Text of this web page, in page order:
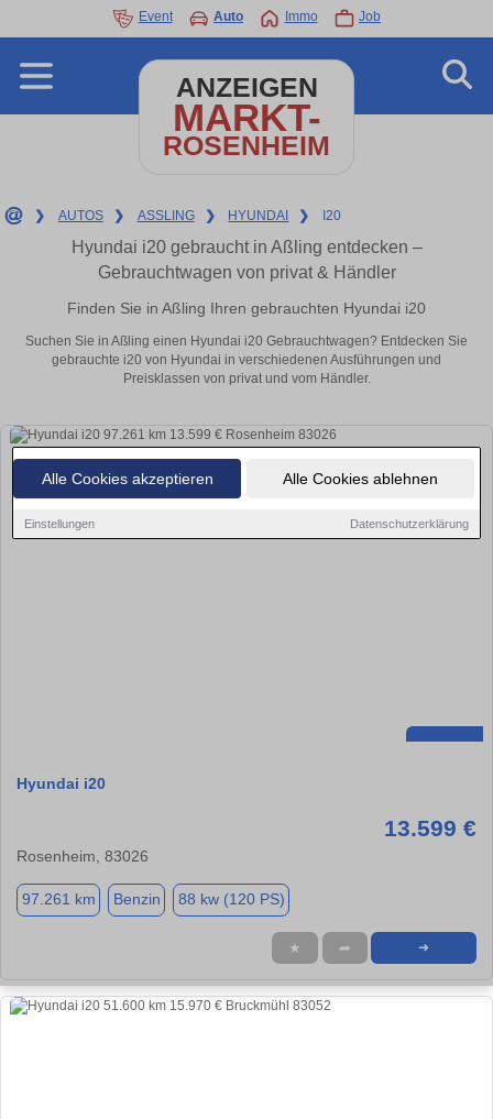
Alle Cookies akzeptieren Alle Cookies ablehnen
Einstellungen Datenschutzerklärung
Event Auto Immo Job
ANZEIGEN
MARKT-
ROSENHEIM
❯ AUTOS ❯ ASSLING ❯ HYUNDAI ❯ I20
Hyundai i20 gebraucht in Aßling entdecken –
Gebrauchtwagen von privat & Händler
Finden Sie in Aßling Ihren gebrauchten Hyundai i20
Suchen Sie in Aßling einen Hyundai i20 Gebrauchtwagen? Entdecken Sie
gebrauchte i20 von Hyundai in verschiedenen Ausführungen und
Preisklassen von privat und vom Händler.
Hyundai i20
13.599 €
Rosenheim, 83026
97.261 km Benzin 88 kw (120 PS)
★ ➦ ➜